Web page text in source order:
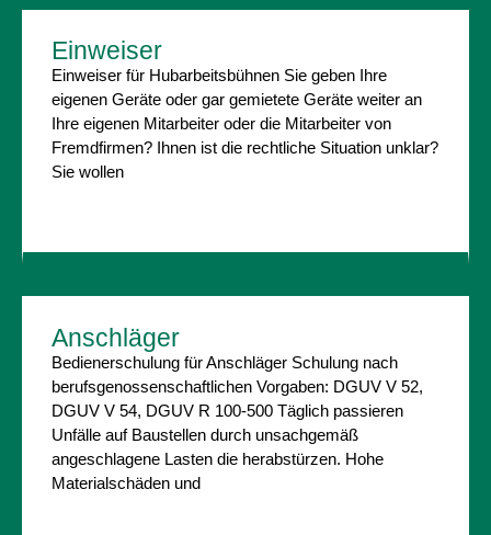
Einweiser
Einweiser für Hubarbeitsbühnen Sie geben Ihre
eigenen Geräte oder gar gemietete Geräte weiter an
Ihre eigenen Mitarbeiter oder die Mitarbeiter von
Fremdfirmen? Ihnen ist die rechtliche Situation unklar?
Sie wollen
Anschläger
Bedienerschulung für Anschläger Schulung nach
berufsgenossenschaftlichen Vorgaben: DGUV V 52,
DGUV V 54, DGUV R 100-500 Täglich passieren
Unfälle auf Baustellen durch unsachgemäß
angeschlagene Lasten die herabstürzen. Hohe
Materialschäden und